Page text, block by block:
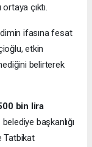
çıktı.
ifasına fesat
etkin
belirterek
bin lira
başkanlığı
Tatbikat